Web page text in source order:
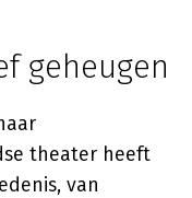
geheugen
theater heeft
van